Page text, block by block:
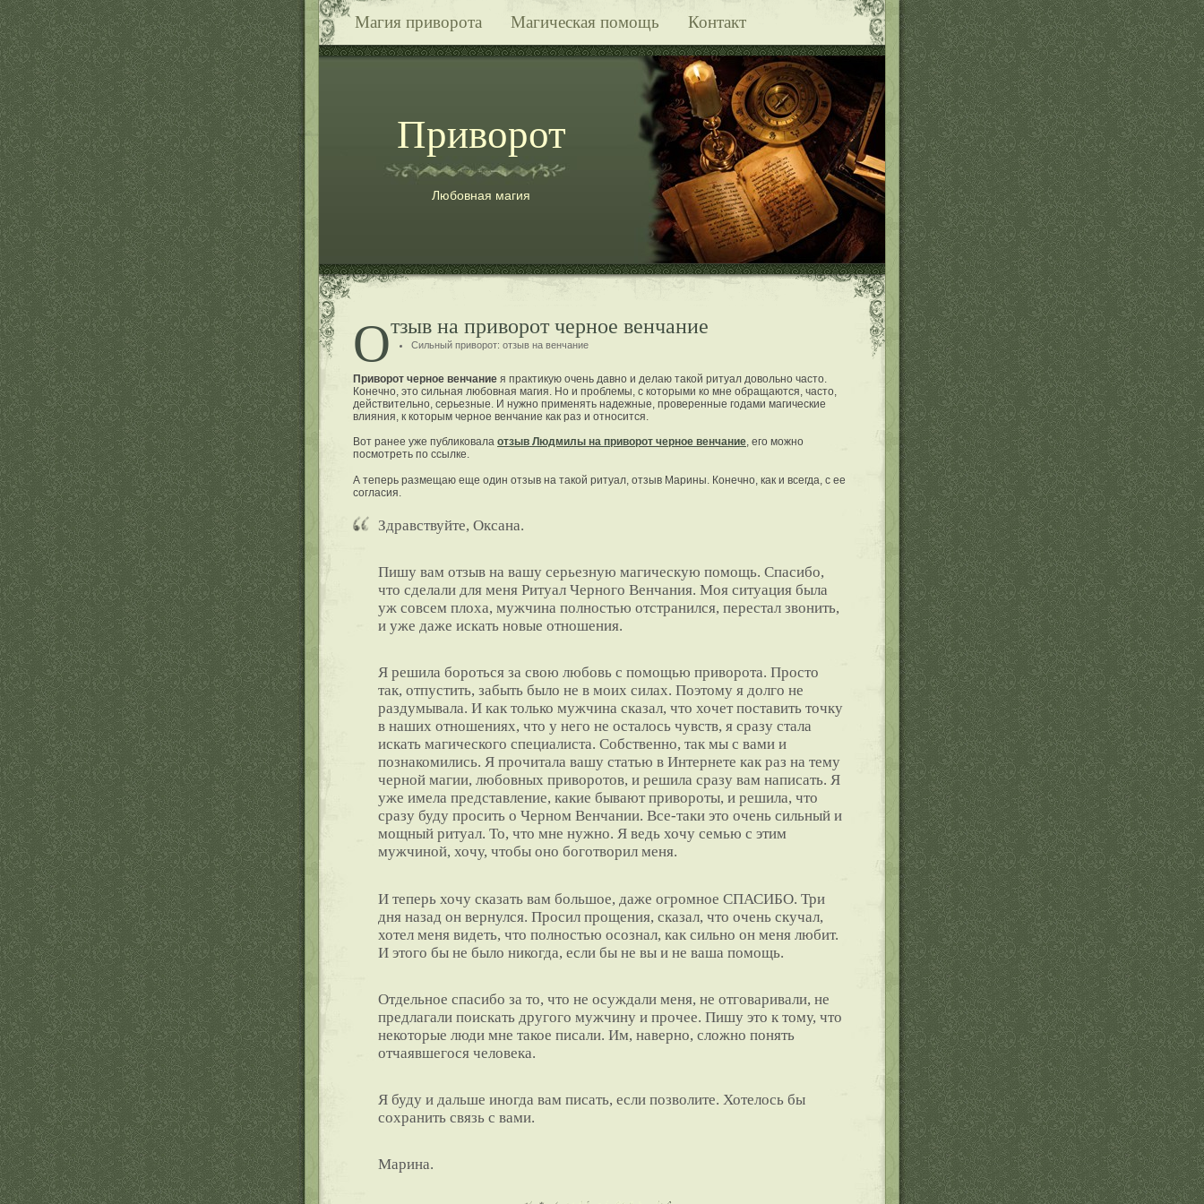
Магия приворота Магическая помощь Контакт
Приворот
Любовная магия
Отзыв на приворот черное венчание
Сильный приворот: отзыв на венчание
Приворот черное венчание я практикую очень давно и делаю такой ритуал довольно часто.
Конечно, это сильная любовная магия. Но и проблемы, с которыми ко мне обращаются, часто,
действительно, серьезные. И нужно применять надежные, проверенные годами магические
влияния, к которым черное венчание как раз и относится.
Вот ранее уже публиковала отзыв Людмилы на приворот черное венчание, его можно
посмотреть по ссылке.
А теперь размещаю еще один отзыв на такой ритуал, отзыв Марины. Конечно, как и всегда, с ее
согласия.
Здравствуйте, Оксана.
Пишу вам отзыв на вашу серьезную магическую помощь. Спасибо,
что сделали для меня Ритуал Черного Венчания. Моя ситуация была
уж совсем плоха, мужчина полностью отстранился, перестал звонить,
и уже даже искать новые отношения.
Я решила бороться за свою любовь с помощью приворота. Просто
так, отпустить, забыть было не в моих силах. Поэтому я долго не
раздумывала. И как только мужчина сказал, что хочет поставить точку
в наших отношениях, что у него не осталось чувств, я сразу стала
искать магического специалиста. Собственно, так мы с вами и
познакомились. Я прочитала вашу статью в Интернете как раз на тему
черной магии, любовных приворотов, и решила сразу вам написать. Я
уже имела представление, какие бывают привороты, и решила, что
сразу буду просить о Черном Венчании. Все-таки это очень сильный и
мощный ритуал. То, что мне нужно. Я ведь хочу семью с этим
мужчиной, хочу, чтобы оно боготворил меня.
И теперь хочу сказать вам большое, даже огромное СПАСИБО. Три
дня назад он вернулся. Просил прощения, сказал, что очень скучал,
хотел меня видеть, что полностью осознал, как сильно он меня любит.
И этого бы не было никогда, если бы не вы и не ваша помощь.
Отдельное спасибо за то, что не осуждали меня, не отговаривали, не
предлагали поискать другого мужчину и прочее. Пишу это к тому, что
некоторые люди мне такое писали. Им, наверно, сложно понять
отчаявшегося человека.
Я буду и дальше иногда вам писать, если позволите. Хотелось бы
сохранить связь с вами.
Марина.